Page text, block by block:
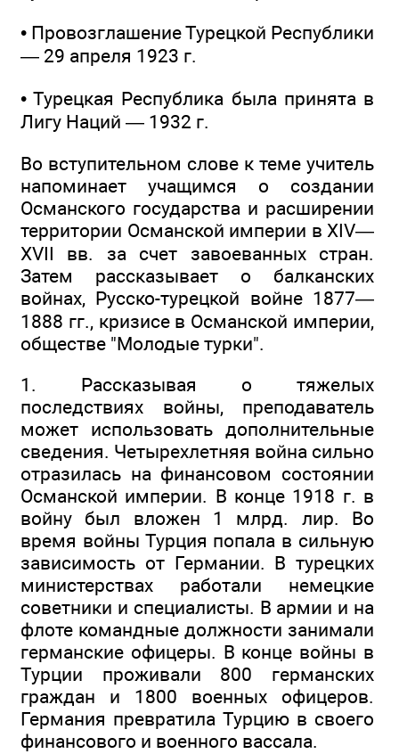
• Провозглашение Турецкой Республики
— 29 апреля 1923 г.
• Турецкая Республика была принята в
Лигу Наций — 1932 г.
Во вступительном слове к теме учитель
напоминает учащимся о создании
Османского государства и расширении
территории Османской империи в ХIV—
XVII вв. за счет завоеванных стран.
Затем рассказывает о балканских
войнах, Русско-турецкой войне 1877—
1888 гг., кризисе в Османской империи,
обществе "Молодые турки".
1. Рассказывая о тяжелых
последствиях войны, преподаватель
может использовать дополнительные
сведения. Четырехлетняя война сильно
отразилась на финансовом состоянии
Османской империи. В конце 1918 г. в
войну был вложен 1 млрд. лир. Во
время войны Турция попала в сильную
зависимость от Германии. В турецких
министерствах работали немецкие
советники и специалисты. В армии и на
флоте командные должности занимали
германские офицеры. В конце войны в
Турции проживали 800 германских
граждан и 1800 военных офицеров.
Германия превратила Турцию в своего
финансового и военного вассала.